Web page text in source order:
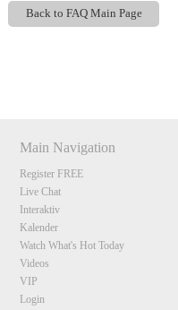
Back to FAQ Main Page
Main Navigation
Register FREE
Live Chat
Interaktiv
Kalender
Watch What's Hot Today
Videos
VIP
Login